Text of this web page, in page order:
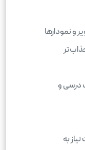
و نمودارها
درسی و
به